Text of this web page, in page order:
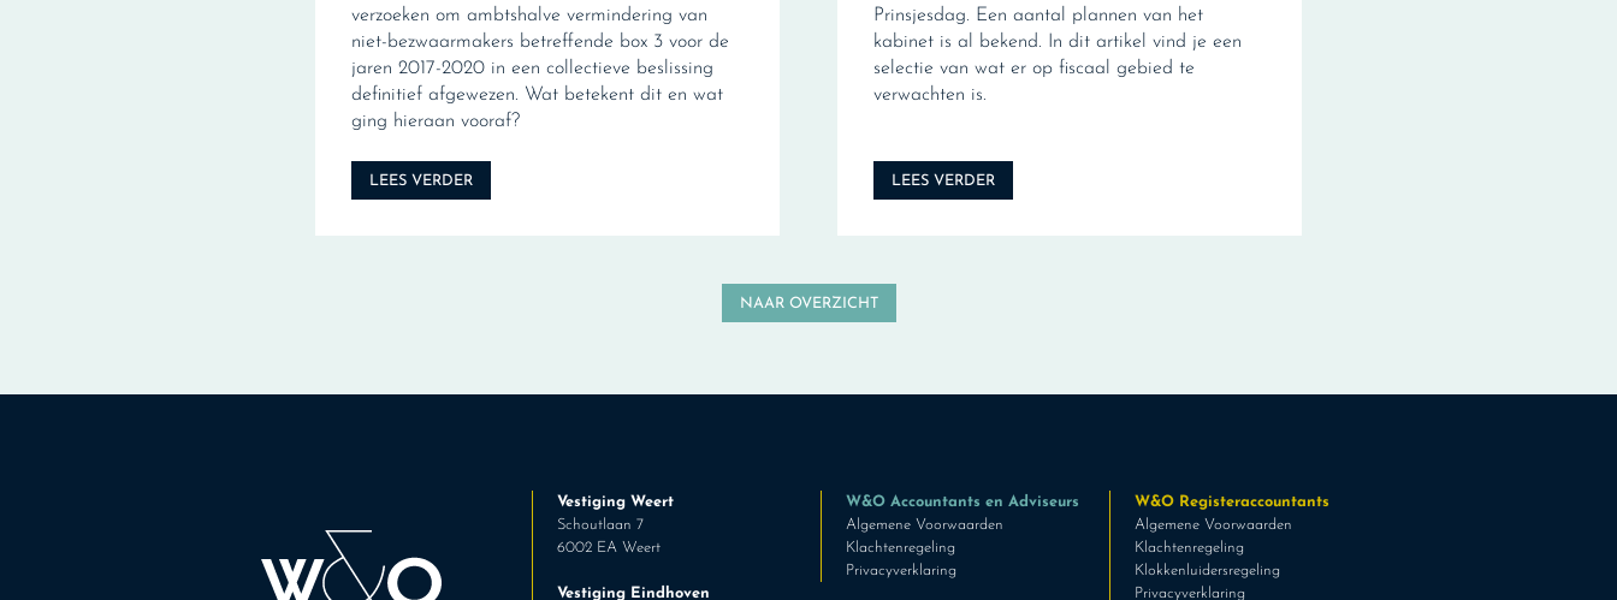
verzoeken om ambtshalve vermindering van
niet-bezwaarmakers betreffende box 3 voor de
jaren 2017-2020 in een collectieve beslissing
definitief afgewezen. Wat betekent dit en wat
ging hieraan vooraf?
LEES VERDER
Prinsjesdag. Een aantal plannen van het
kabinet is al bekend. In dit artikel vind je een
selectie van wat er op fiscaal gebied te
verwachten is.
LEES VERDER
NAAR OVERZICHT
Vestiging Weert
Schoutlaan 7
6002 EA Weert
Vestiging Eindhoven
W&O Accountants en Adviseurs
Algemene Voorwaarden
Klachtenregeling
Privacyverklaring
W&O Registeraccountants
Algemene Voorwaarden
Klachtenregeling
Klokkenluidersregeling
Privacyverklaring